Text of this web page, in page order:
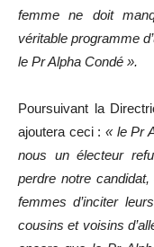
femme ne doit
véritable programme
le Pr Alpha Condé ».
Poursuivant la
ajoutera ceci : « le Pr
nous un électeur
perdre notre
femmes d’inciter
cousins et voisins